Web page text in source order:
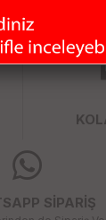
SİPARİŞ